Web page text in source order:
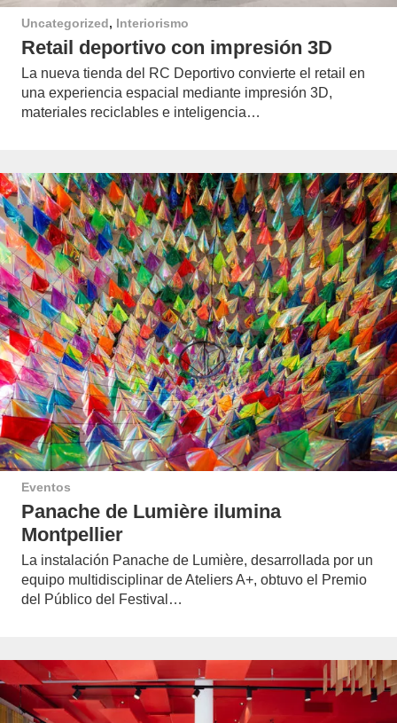
Uncategorized, Interiorismo
Retail deportivo con impresión 3D
La nueva tienda del RC Deportivo convierte el retail en
una experiencia espacial mediante impresión 3D,
materiales reciclables e inteligencia…
Eventos
Panache de Lumière ilumina
Montpellier
La instalación Panache de Lumière, desarrollada por un
equipo multidisciplinar de Ateliers A+, obtuvo el Premio
del Público del Festival…